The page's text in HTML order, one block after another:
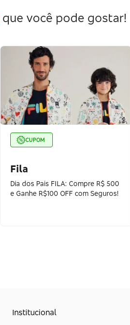
que você pode gostar!
CUPOM
Fila
Dia dos Pais FILA: Compre R$ 500
e Ganhe R$100 OFF com Seguros!
Institucional